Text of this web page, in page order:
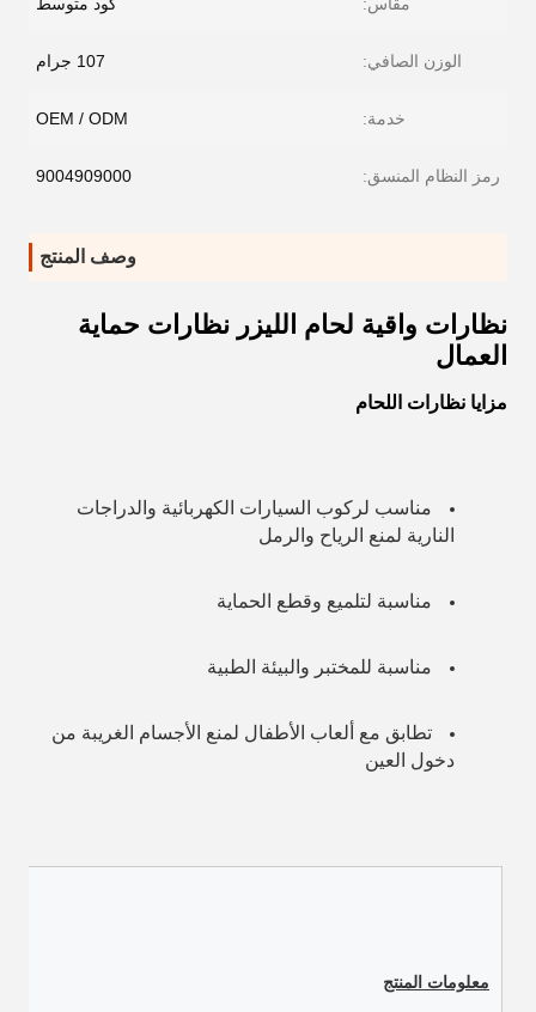
الوزن الصافي: 107 جرام
خدمة: OEM / ODM
رمز النظام المنسق: 9004909000
وصف المنتج
نظارات واقية لحام الليزر نظارات حماية
العمال
مزايا نظارات اللحام
النارية لمنع الرياح والرمل
مناسبة لتلميع وقطع الحماية
مناسبة للمختبر والبيئة الطبية
دخول العين
معلومات المنتج